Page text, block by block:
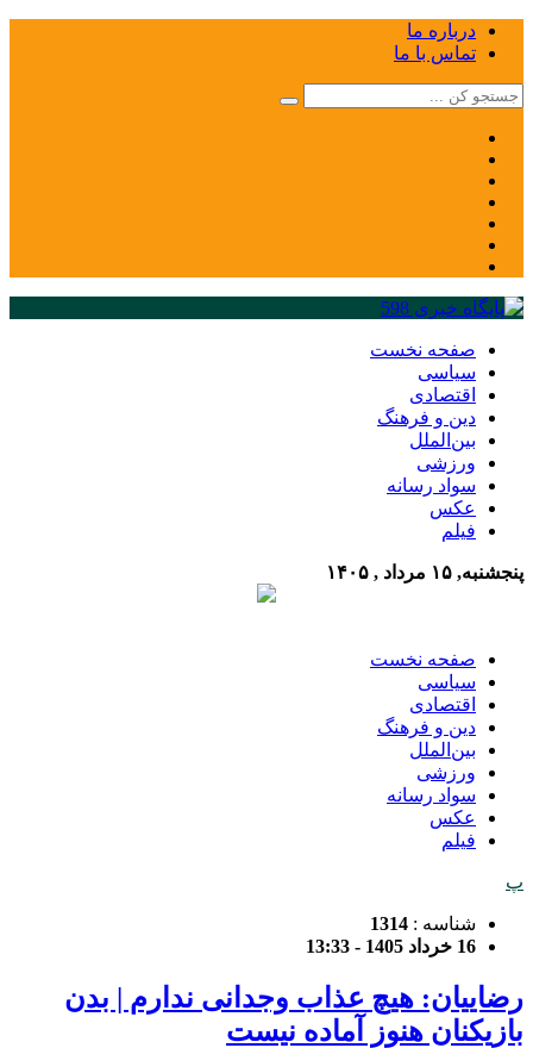
درباره ما
تماس با ما
صفحه نخست
سیاسی
اقتصادی
دین و فرهنگ
بین‌الملل
ورزشی
سواد رسانه
عکس
فیلم
پنجشنبه, ۱۵ مرداد , ۱۴۰۵
صفحه نخست
سیاسی
اقتصادی
دین و فرهنگ
بین‌الملل
ورزشی
سواد رسانه
عکس
فیلم
پ
شناسه : 1314
16 خرداد 1405 - 13:33
رضاییان: هیچ عذاب وجدانی ندارم | بدن
بازیکنان هنوز آماده نیست